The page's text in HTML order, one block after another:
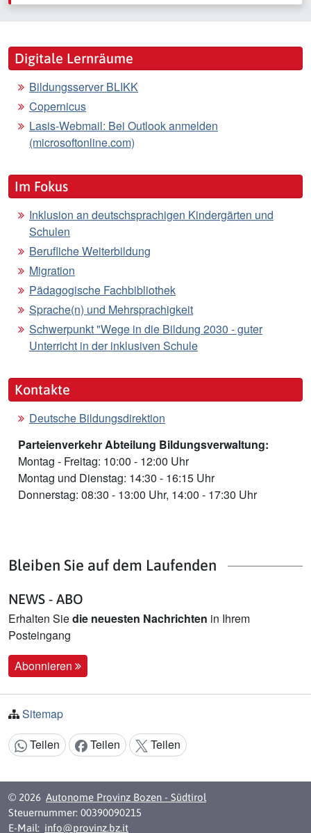
Digitale Lernräume
Bildungsserver BLIKK
Copernicus
Lasis-Webmail: Bei Outlook anmelden
(microsoftonline.com)
Im Fokus
Inklusion an deutschsprachigen Kindergärten und
Schulen
Berufliche Weiterbildung
Migration
Pädagogische Fachbibliothek
Sprache(n) und Mehrsprachigkeit
Schwerpunkt "Wege in die Bildung 2030 - guter
Unterricht in der inklusiven Schule
Kontakte
Deutsche Bildungsdirektion
Parteienverkehr Abteilung Bildungsverwaltung:
Montag - Freitag: 10:00 - 12:00 Uhr
Montag und Dienstag: 14:30 - 16:15 Uhr
Donnerstag: 08:30 - 13:00 Uhr, 14:00 - 17:30 Uhr
Bleiben Sie auf dem Laufenden
NEWS - ABO
Erhalten Siedie neuesten Nachrichten in Ihrem
Posteingang
Abonnieren
Sitemap
Inhalt teilen:
Teilen Teilen Teilen
© 2026 Autonome Provinz Bozen - Südtirol
Steuernummer: 00390090215
E-Mail: info@provinz.bz.it